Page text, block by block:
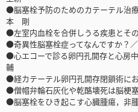
●脳塞栓予防のためのカテーテル治
本 剛
●左室内血栓を合併しうる疾患とそ
●奇異性脳塞栓症ってなんですか？
●心エコーで診る卵円孔開存と心房
輔
●経カテーテル卵円孔開存閉鎖術に
●僧帽弁輪石灰化や乾酪壊死は脳梗
●脳塞栓をひき起こす心臓腫瘍，非